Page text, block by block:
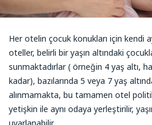
Her otelin çocuk konukları için kendi
oteller, belirli bir yaşın altındaki
sunmaktadırlar ( örneğin 4 yaş altı,
kadar), bazılarında 5 veya 7 yaş
alınmamakta, bu tamamen otel
yetişkin ile aynı odaya yerleştirilir,